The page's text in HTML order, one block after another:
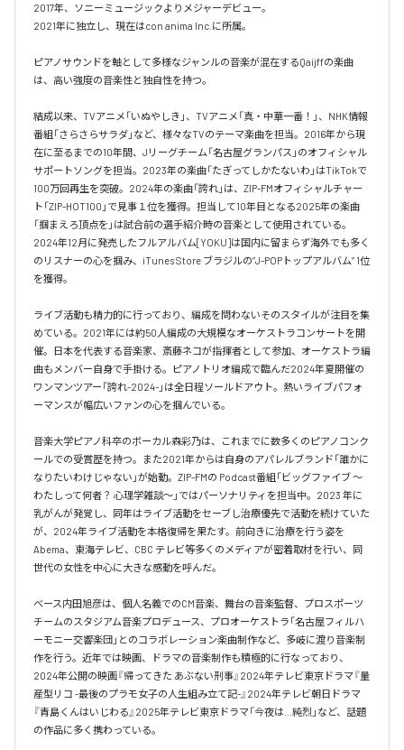
2017年、ソニーミュージックよりメジャーデビュー。
2021年に独立し、現在はcon anima Inc.に所属。
ピアノサウンドを軸として多様なジャンルの音楽が混在するQaijffの楽曲
は、高い強度の音楽性と独自性を持つ。
結成以来、TVアニメ「いぬやしき」、TVアニメ「真・中華一番！」、NHK情報
番組「さらさらサラダ」など、様々なTVのテーマ楽曲を担当。2016年から現
在に至るまでの10年間、Jリーグチーム「名古屋グランパス」のオフィシャル
サポートソングを担当。2023年の楽曲「たぎってしかたないわ」はTikTokで
100万回再生を突破。2024年の楽曲「誇れ」は、ZIP-FMオフィシャルチャー
ト「ZIP-HOT100」で見事１位を獲得。担当して10年目となる2025年の楽曲
「掴まえろ頂点を」は試合前の選手紹介時の音楽として使用されている。
2024年12月に発売したフルアルバム[YOKU]は国内に留まらず海外でも多く
のリスナーの心を掴み、iTunes Store ブラジルの”J-POPトップアルバム” 1位
を獲得。
ライブ活動も精力的に行っており、編成を問わないそのスタイルが注目を集
めている。2021年には約50人編成の大規模なオーケストラコンサートを開
催。日本を代表する音楽家、斎藤ネコが指揮者として参加、オーケストラ編
曲もメンバー自身で手掛ける。ピアノトリオ編成で臨んだ2024年夏開催の
ワンマンツアー「誇れ-2024-」は全日程ソールドアウト。熱いライブパフォ
ーマンスが幅広いファンの心を掴んでいる。
音楽大学ピアノ科卒のボーカル森彩乃は、これまでに数多くのピアノコンク
ールでの受賞歴を持つ。また2021年からは自身のアパレルブランド「誰かに
なりたいわけじゃない」が始動。ZIP-FMの Podcast番組「ビッグファイブ 〜
わたしって何者？ 心理学雑談〜」ではパーソナリティを担当中。2023 年に
乳がんが発覚し、同年はライブ活動をセーブし治療優先で活動を続けていた
が、2024年ライブ活動を本格復帰を果たす。前向きに治療を行う姿を
Abema、東海テレビ、CBC テレビ等多くのメディアが密着取材を行い、同
世代の女性を中心に大きな感動を呼んだ。
ベース内田旭彦は、個人名義でのCM音楽、舞台の音楽監督、プロスポーツ
チームのスタジアム音楽プロデュース、プロオーケストラ「名古屋フィルハ
ーモニー交響楽団」とのコラボレーション楽曲制作など、多岐に渡り音楽制
作を行う。近年では映画、ドラマの音楽制作も積極的に行なっており、
2024年公開の映画『帰ってきた あぶない刑事』2024年テレビ東京ドラマ『量
産型リコ -最後のプラモ女子の人生組み立て記-』2024年テレビ朝日ドラマ
『青島くんはいじわる』2025年テレビ東京ドラマ「今夜は…純烈」など、話題
の作品に多く携わっている。